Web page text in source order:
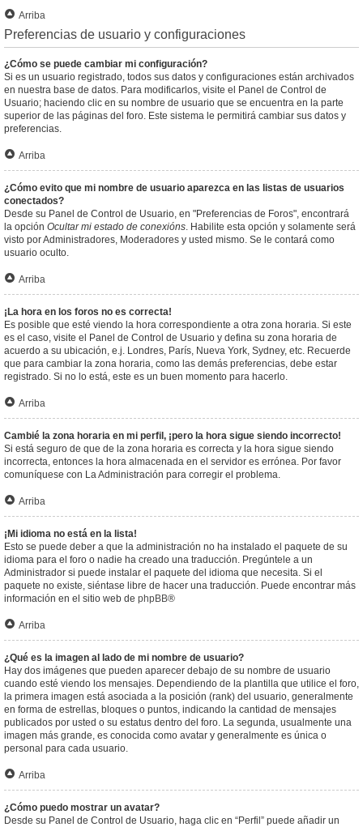
Arriba
Preferencias de usuario y configuraciones
¿Cómo se puede cambiar mi configuración?
Si es un usuario registrado, todos sus datos y configuraciones están archivados
en nuestra base de datos. Para modificarlos, visite el Panel de Control de
Usuario; haciendo clic en su nombre de usuario que se encuentra en la parte
superior de las páginas del foro. Este sistema le permitirá cambiar sus datos y
preferencias.
Arriba
¿Cómo evito que mi nombre de usuario aparezca en las listas de usuarios
conectados?
Desde su Panel de Control de Usuario, en "Preferencias de Foros", encontrará
la opción Ocultar mi estado de conexións. Habilite esta opción y solamente será
visto por Administradores, Moderadores y usted mismo. Se le contará como
usuario oculto.
Arriba
¡La hora en los foros no es correcta!
Es posible que esté viendo la hora correspondiente a otra zona horaria. Si este
es el caso, visite el Panel de Control de Usuario y defina su zona horaria de
acuerdo a su ubicación, e.j. Londres, París, Nueva York, Sydney, etc. Recuerde
que para cambiar la zona horaria, como las demás preferencias, debe estar
registrado. Si no lo está, este es un buen momento para hacerlo.
Arriba
Cambié la zona horaria en mi perfil, ¡pero la hora sigue siendo incorrecto!
Si está seguro de que de la zona horaria es correcta y la hora sigue siendo
incorrecta, entonces la hora almacenada en el servidor es errónea. Por favor
comuníquese con La Administración para corregir el problema.
Arriba
¡Mi idioma no está en la lista!
Esto se puede deber a que la administración no ha instalado el paquete de su
idioma para el foro o nadie ha creado una traducción. Pregúntele a un
Administrador si puede instalar el paquete del idioma que necesita. Si el
paquete no existe, siéntase libre de hacer una traducción. Puede encontrar más
información en el sitio web de phpBB®
Arriba
¿Qué es la imagen al lado de mi nombre de usuario?
Hay dos imágenes que pueden aparecer debajo de su nombre de usuario
cuando esté viendo los mensajes. Dependiendo de la plantilla que utilice el foro,
la primera imagen está asociada a la posición (rank) del usuario, generalmente
en forma de estrellas, bloques o puntos, indicando la cantidad de mensajes
publicados por usted o su estatus dentro del foro. La segunda, usualmente una
imagen más grande, es conocida como avatar y generalmente es única o
personal para cada usuario.
Arriba
¿Cómo puedo mostrar un avatar?
Desde su Panel de Control de Usuario, haga clic en “Perfil” puede añadir un